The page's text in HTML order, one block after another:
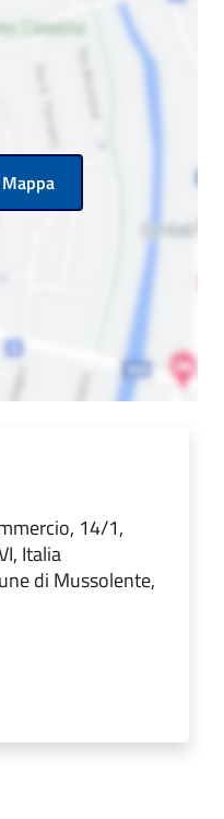
14/1,
Italia
di Mussolente,